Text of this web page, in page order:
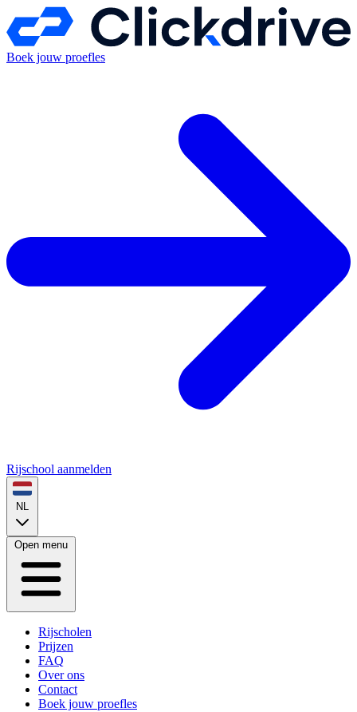
Boek jouw proefles
Rijschool aanmelden
NL
Open menu
Rijscholen
Prijzen
FAQ
Over ons
Contact
Boek jouw proefles